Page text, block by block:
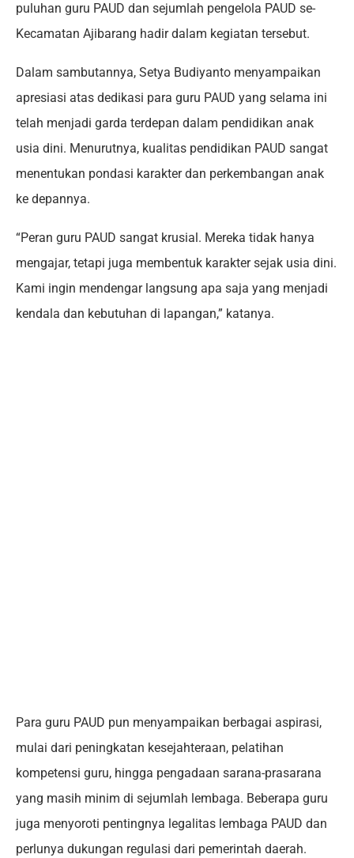
puluhan guru PAUD dan sejumlah pengelola PAUD se-
Kecamatan Ajibarang hadir dalam kegiatan tersebut.
Dalam sambutannya, Setya Budiyanto menyampaikan
apresiasi atas dedikasi para guru PAUD yang selama ini
telah menjadi garda terdepan dalam pendidikan anak
usia dini. Menurutnya, kualitas pendidikan PAUD sangat
menentukan pondasi karakter dan perkembangan anak
ke depannya.
“Peran guru PAUD sangat krusial. Mereka tidak hanya
mengajar, tetapi juga membentuk karakter sejak usia dini.
Kami ingin mendengar langsung apa saja yang menjadi
kendala dan kebutuhan di lapangan,” katanya.
Para guru PAUD pun menyampaikan berbagai aspirasi,
mulai dari peningkatan kesejahteraan, pelatihan
kompetensi guru, hingga pengadaan sarana-prasarana
yang masih minim di sejumlah lembaga. Beberapa guru
juga menyoroti pentingnya legalitas lembaga PAUD dan
perlunya dukungan regulasi dari pemerintah daerah.